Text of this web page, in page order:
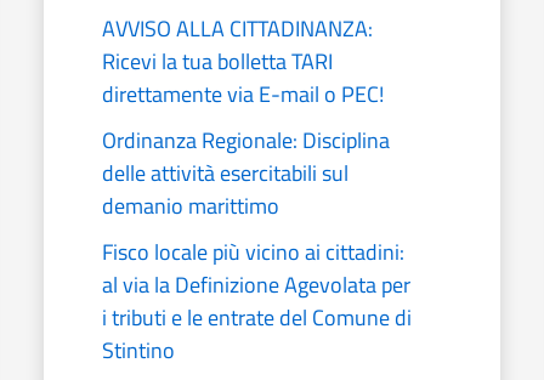
AVVISO ALLA CITTADINANZA:
Ricevi la tua bolletta TARI
direttamente via E-mail o PEC!
Ordinanza Regionale: Disciplina
delle attività esercitabili sul
demanio marittimo
Fisco locale più vicino ai cittadini:
al via la Definizione Agevolata per
i tributi e le entrate del Comune di
Stintino